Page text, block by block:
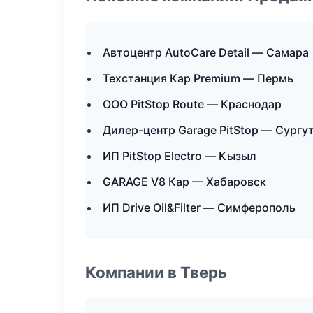
Автоцентр AutoCare Detail — Самара
Техстанция Кар Premium — Пермь
ООО PitStop Route — Краснодар
Дилер-центр Garage PitStop —
ИП PitStop Electro — Кызыл
GARAGE V8 Кар — Хабаровск
ИП Drive Oil&Filter — Симферополь
Компании в Тверь